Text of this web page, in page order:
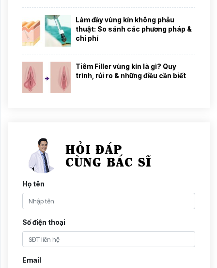
Làm đầy vùng kín không phẫu
thuật: So sánh các phương pháp &
chi phí
Tiêm Filler vùng kín là gì? Quy
trình, rủi ro & những điều cần biết
Họ tên
Số điện thoại
Email